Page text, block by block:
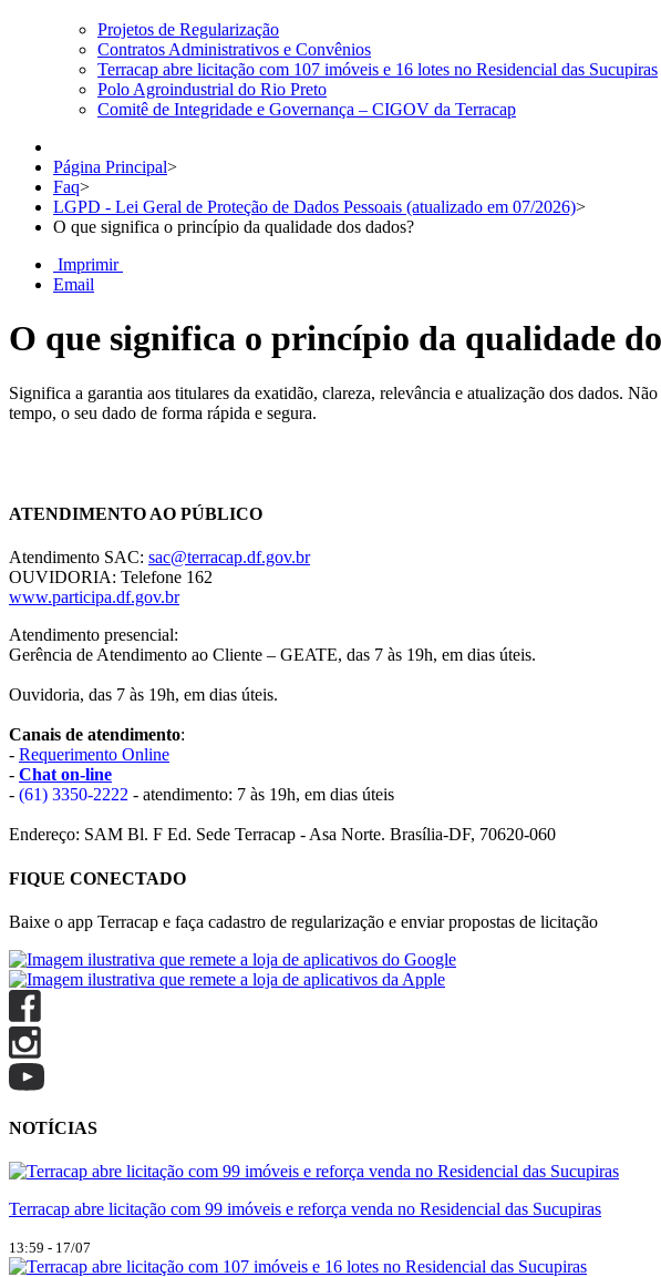
Projetos de Regularização
Contratos Administrativos e Convênios
Terracap abre licitação com 107 imóveis e 16 lotes no Residencial das Sucupiras
Polo Agroindustrial do Rio Preto
Comitê de Integridade e Governança – CIGOV da Terracap
Página Principal>
Faq>
LGPD - Lei Geral de Proteção de Dados Pessoais (atualizado em 07/2026)>
O que significa o princípio da qualidade dos dados?
Imprimir
Email
O que significa o princípio da qualidade
Significa a garantia aos titulares da exatidão, clareza, relevância e atualização dos dados.
tempo, o seu dado de forma rápida e segura.
ATENDIMENTO AO PÚBLICO
Atendimento SAC: sac@terracap.df.gov.br
OUVIDORIA: Telefone 162
www.participa.df.gov.br
Atendimento presencial:
Gerência de Atendimento ao Cliente – GEATE, das 7 às 19h, em dias úteis.
Ouvidoria, das 7 às 19h, em dias úteis.
Canais de atendimento:
- Requerimento Online
- Chat on-line
- (61) 3350-2222 - atendimento: 7 às 19h, em dias úteis
Endereço: SAM Bl. F Ed. Sede Terracap - Asa Norte. Brasília-DF, 70620-060
FIQUE CONECTADO
Baixe o app Terracap e faça cadastro de regularização e enviar propostas de licitação
NOTÍCIAS
Terracap abre licitação com 99 imóveis e reforça venda no Residencial das Sucupiras
13:59 - 17/07